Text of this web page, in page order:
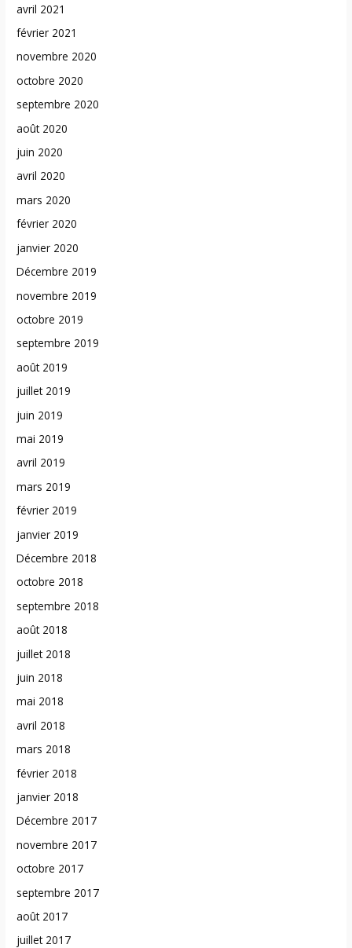
avril 2021
février 2021
novembre 2020
octobre 2020
septembre 2020
août 2020
juin 2020
avril 2020
mars 2020
février 2020
janvier 2020
Décembre 2019
novembre 2019
octobre 2019
septembre 2019
août 2019
juillet 2019
juin 2019
mai 2019
avril 2019
mars 2019
février 2019
janvier 2019
Décembre 2018
octobre 2018
septembre 2018
août 2018
juillet 2018
juin 2018
mai 2018
avril 2018
mars 2018
février 2018
janvier 2018
Décembre 2017
novembre 2017
octobre 2017
septembre 2017
août 2017
juillet 2017